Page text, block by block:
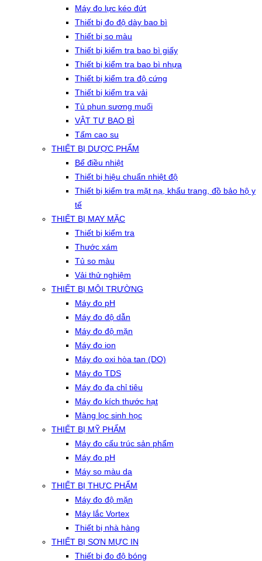
Máy đo lực kéo đứt
Thiết bị đo độ dày bao bì
Thiết bị so màu
Thiết bị kiểm tra bao bì giấy
Thiết bị kiểm tra bao bì nhựa
Thiết bị kiểm tra độ cứng
Thiết bị kiểm tra vải
Tủ phun sương muối
VẬT TƯ BAO BÌ
Tấm cao su
THIẾT BỊ DƯỢC PHẨM
Bể điều nhiệt
Thiết bị hiệu chuẩn nhiệt độ
Thiết bị kiểm tra mặt nạ, khẩu trang, đồ bảo hộ y
tế
THIẾT BỊ MAY MẶC
Thiết bị kiểm tra
Thước xám
Tủ so màu
Vải thử nghiệm
THIẾT BỊ MÔI TRƯỜNG
Máy đo pH
Máy đo độ dẫn
Máy đo độ mặn
Máy đo ion
Máy đo oxi hòa tan (DO)
Máy đo TDS
Máy đo đa chỉ tiêu
Máy đo kích thước hạt
Màng lọc sinh học
THIẾT BỊ MỸ PHẨM
Máy đo cấu trúc sản phẩm
Máy đo pH
Máy so màu da
THIẾT BỊ THỰC PHẨM
Máy đo độ mặn
Máy lắc Vortex
Thiết bị nhà hàng
THIẾT BỊ SƠN MỰC IN
Thiết bị đo độ bóng